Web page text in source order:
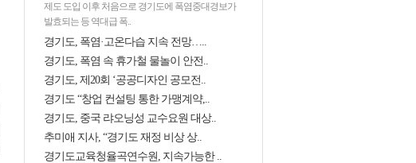
제도 도입 이후 처음으로 경기도에 폭염중대경보가
발효되는 등 역대급 폭..
경기도, 폭염·고온다습 지속 전망…..
경기도, 폭염 속 휴가철 물놀이 안전..
경기도, 제20회 ‘공공디자인 공모전..
경기도 “창업 컨설팅 통한 가맹계약,..
경기도, 중국 랴오닝성 교수요원 대상..
추미애 지사, “경기도 재정 비상 상..
경기도교육청율곡연수원, 지속가능한 ..